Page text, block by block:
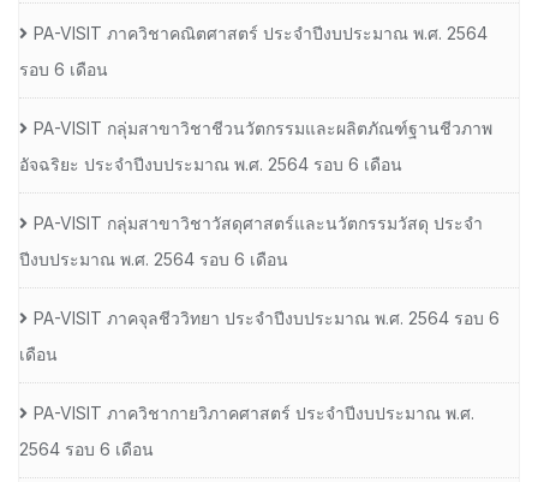
PA-VISIT ภาควิชาคณิตศาสตร์ ประจำปีงบประมาณ พ.ศ. 2564
รอบ 6 เดือน
PA-VISIT กลุ่มสาขาวิชาชีวนวัตกรรมและผลิตภัณฑ์ฐานชีวภาพ
อัจฉริยะ ประจำปีงบประมาณ พ.ศ. 2564 รอบ 6 เดือน
PA-VISIT กลุ่มสาขาวิชาวัสดุศาสตร์และนวัตกรรมวัสดุ ประจำ
ปีงบประมาณ พ.ศ. 2564 รอบ 6 เดือน
PA-VISIT ภาคจุลชีววิทยา ประจำปีงบประมาณ พ.ศ. 2564 รอบ 6
เดือน
PA-VISIT ภาควิชากายวิภาคศาสตร์ ประจำปีงบประมาณ พ.ศ.
2564 รอบ 6 เดือน